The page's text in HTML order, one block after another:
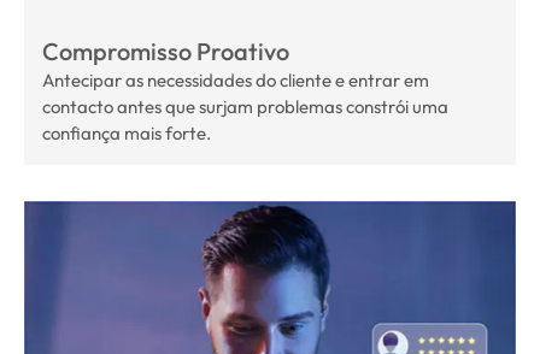
Compromisso Proativo
Antecipar as necessidades do cliente e entrar em
contacto antes que surjam problemas constrói uma
confiança mais forte.